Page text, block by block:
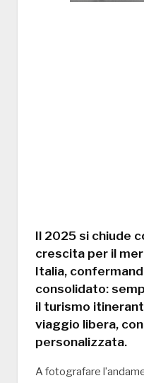
Il 2025 si chiude
crescita per il
Italia,
consolidato:
il turismo
viaggio libera,
personalizzata.
A fotografare